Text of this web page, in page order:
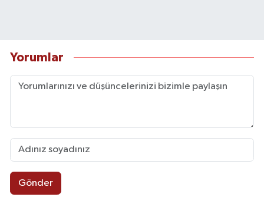
Yorumlar
Gönder